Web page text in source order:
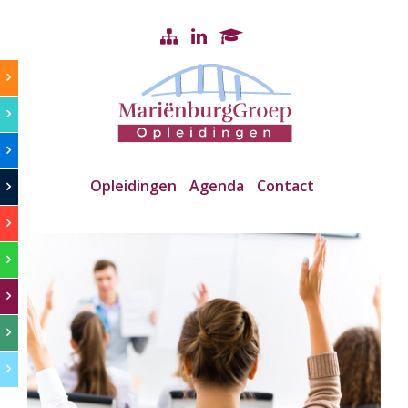
Opleidingen Agenda Contact